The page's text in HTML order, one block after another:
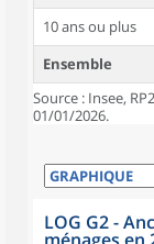
10 ans ou plus
Ensemble
Source : Insee,
01/01/2026.
LOG G2 -